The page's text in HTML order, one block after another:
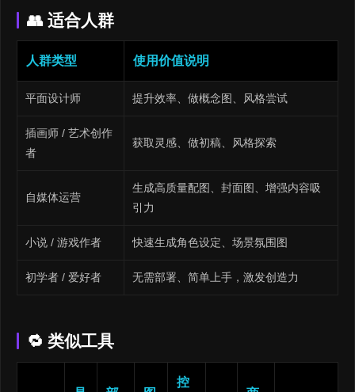
👥 适合人群
人群类型 使用价值说明
平面设计师 提升效率、做概念图、风格尝试
插画师 / 艺术创作
者
获取灵感、做初稿、风格探索
自媒体运营
生成高质量配图、封面图、增强内容吸
引力
小说 / 游戏作者 快速生成角色设定、场景氛围图
初学者 / 爱好者 无需部署、简单上手，激发创造力
🔁 类似工具
控